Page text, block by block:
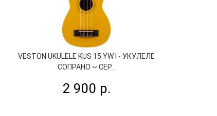
VESTON UKULELE KUS 15 YW I - УКУЛЕЛЕ
СОПРАНО ~ СЕР...
2 900 р.